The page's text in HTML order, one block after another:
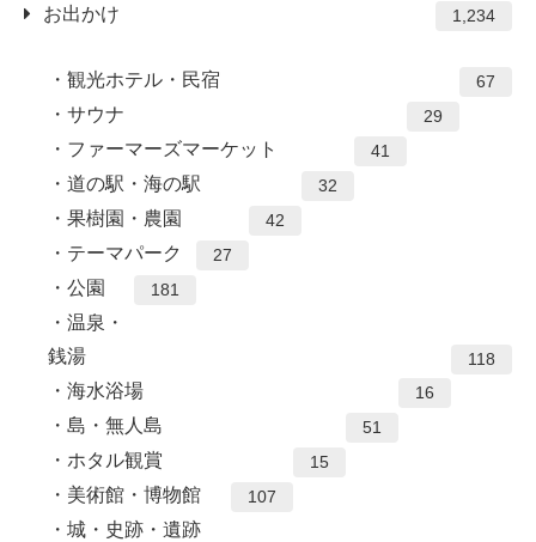
お出かけ 1,234
観光ホテル・民宿 67
サウナ 29
ファーマーズマーケット 41
道の駅・海の駅 32
果樹園・農園 42
テーマパーク 27
公園 181
温泉・
銭湯
118
海水浴場 16
島・無人島 51
ホタル観賞 15
美術館・博物館 107
城・史跡・遺跡